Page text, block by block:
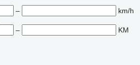
–
km/h
–
KM